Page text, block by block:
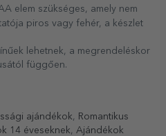
elem szükséges, amely nem
piros vagy fehér, a készlet
lehetnek, a megrendeléskor
függően.
ajándékok, Romantikus
14 éveseknek, Ajándékok